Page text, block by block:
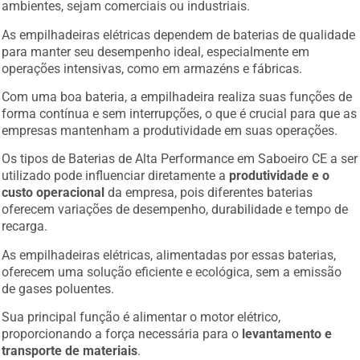
ambientes, sejam comerciais ou industriais.
As empilhadeiras elétricas dependem de baterias de qualidade
para manter seu desempenho ideal, especialmente em
operações intensivas, como em armazéns e fábricas.
Com uma boa bateria, a empilhadeira realiza suas funções de
forma contínua e sem interrupções, o que é crucial para que as
empresas mantenham a produtividade em suas operações.
Os tipos de Baterias de Alta Performance em Saboeiro CE a ser
utilizado pode influenciar diretamente a produtividade e o
custo operacional da empresa, pois diferentes baterias
oferecem variações de desempenho, durabilidade e tempo de
recarga.
As empilhadeiras elétricas, alimentadas por essas baterias,
oferecem uma solução eficiente e ecológica, sem a emissão
de gases poluentes.
Sua principal função é alimentar o motor elétrico,
proporcionando a força necessária para o levantamento e
transporte de materiais.